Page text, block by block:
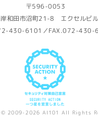
〒596-0053
岸和田市沼町21-8 エクセルビ
430-6101／FAX.072-430-
2009-2026 AI101 All Rights